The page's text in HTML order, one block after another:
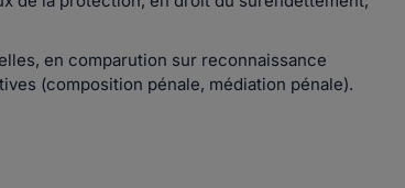
en comparution sur reconnaissance
(composition pénale, médiation pénale).